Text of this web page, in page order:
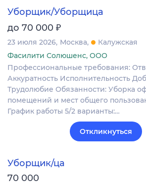
Уборщик/Уборщица
до 70 000 ₽
23 июля 2026 Москва
Калужская
Фасилити Солюшенс, ООО
Профессиональные требования:
Аккуратность Исполнительность
Трудолюбие Обязанности: Уборка
помещений и мест общего
График работы 5/2 варианты:…
Откликнуться
Уборщик/ца
70 000